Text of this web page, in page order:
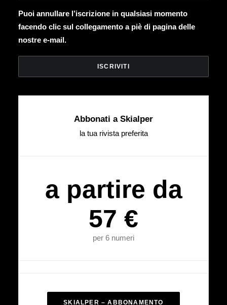
Puoi annullare l’iscrizione in qualsiasi momento
facendo clic sul collegamento a piè di pagina delle
nostre e-mail.
Abbonati a Skialper
la tua rivista preferita
a partire da
57 €
per 6 numeri
SKIALPER – ABBONAMENTO